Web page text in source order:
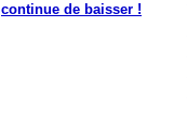
continue de baisser !